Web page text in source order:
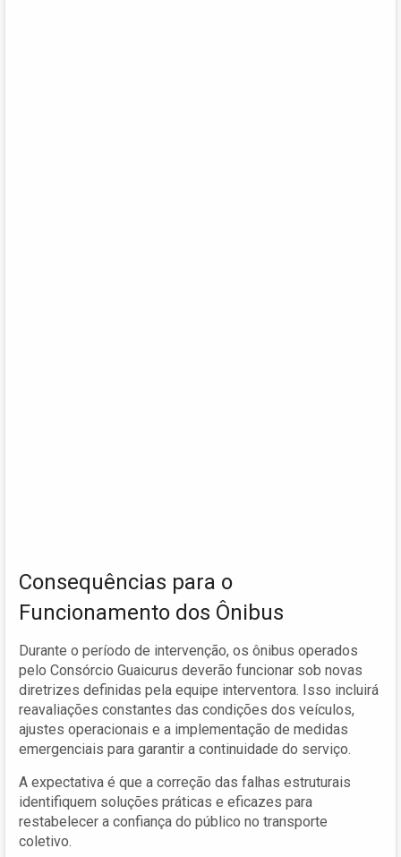
Consequências para o
Funcionamento dos Ônibus
Durante o período de intervenção, os ônibus operados
pelo Consórcio Guaicurus deverão funcionar sob novas
diretrizes definidas pela equipe interventora. Isso incluirá
reavaliações constantes das condições dos veículos,
ajustes operacionais e a implementação de medidas
emergenciais para garantir a continuidade do serviço.
A expectativa é que a correção das falhas estruturais
identifiquem soluções práticas e eficazes para
restabelecer a confiança do público no transporte
coletivo.